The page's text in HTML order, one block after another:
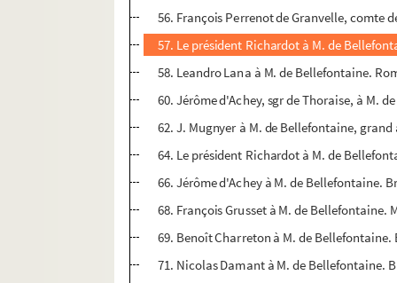
56. François Perrenot de Granvelle, comte
57. Le président Richardot à M. de
58. Leandro Lana à M. de Bellefontaine.
60. Jérôme d'Achey, sgr de Thoraise, à M.
62. J. Mugnyer à M. de Bellefontaine,
64. Le président Richardot à M. de
66. Jérôme d'Achey à M. de Bellefontaine.
68. François Grusset à M. de Bellefontaine.
69. Benoît Charreton à M. de Bellefontaine.
71. Nicolas Damant à M. de Bellefontaine.